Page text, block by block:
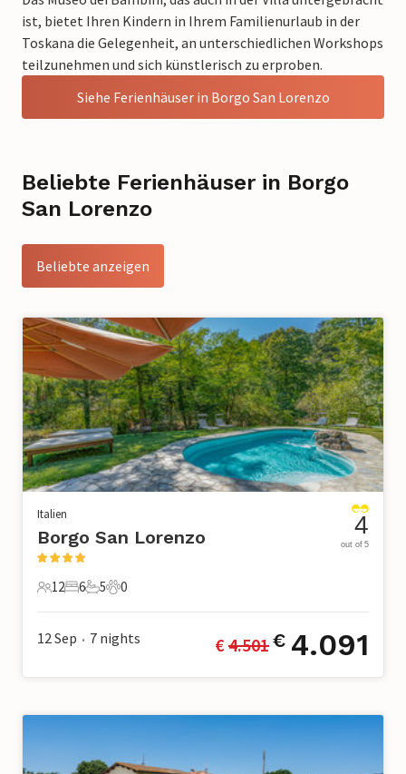
ist, bietet Ihren Kindern in Ihrem Familienurlaub in der
Toskana die Gelegenheit, an unterschiedlichen Workshops
teilzunehmen und sich künstlerisch zu erproben.
Siehe Ferienhäuser in Borgo San Lorenzo
Beliebte Ferienhäuser in Borgo
San Lorenzo
Beliebte anzeigen
Italien
Borgo San Lorenzo
12 Gäste
12
6 Schlafzimmer
6
5 Badezimmer
5
0 Haustiere
0
4
out of 5
12 Sep • 7 nights € 4.501€ 4.091